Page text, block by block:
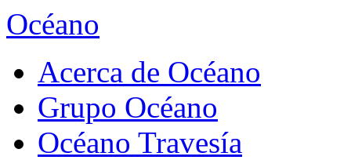
Océano
Acerca de Océano
Grupo Océano
Océano Travesía